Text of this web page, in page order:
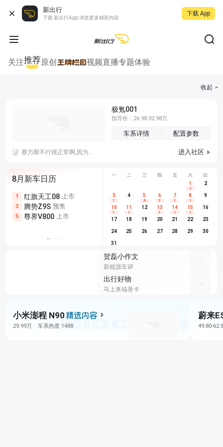
新出行
下载 新出行App 浏览更多精彩内容
下载 App
关注推荐原创 视频直播专题体验
收起
极氪001
指导价：26.98-32.98万
车系详情 配置参数
赛力斯不行很正常啊,因为拿不出手啊，妄想品牌效应，那么就要像特斯拉一样会讲故事，不行就老老实实技术研发，光跟遥遥领先加一个外观是没用的 进入社区
8月新车日历
1 红旗天工08 上市
3 腾势Z9S 预售
5 尊界V800 上市
尊界V680 上市
享界G9 预售
别克至境L7 预售
埃安
长城H10
深蓝S05
一 二 三 四 五 六 日
1
1
2
3
1
4 5
6
6
3
7
1
8
1
9
10
1
11
1
12 13
1
14
1
15
1
16
17 18 19 20 21 22 23
24 25 26 27 28 29 30
31
贺磊小作文
新能源车评
出行好物
马上来福香卡
小米澎程 N90
29.99万 车系热度 1488
蔚来
49.80-